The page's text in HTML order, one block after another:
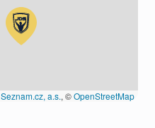
Seznam.cz, a.s., ©OpenStreetMap